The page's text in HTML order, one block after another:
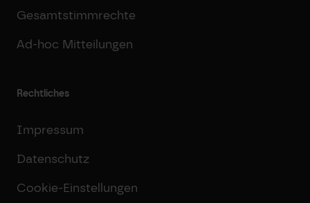
Gesamtstimmrechte
Ad-hoc Mitteilungen
Rechtliches
Impressum
Datenschutz
Cookie-Einstellungen